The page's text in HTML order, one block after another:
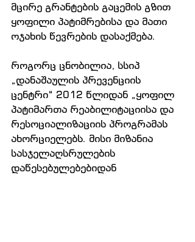
მცირე გრანტების გაცემის გზით
ყოფილი პატიმრებისა და მათი
ოჯახის წევრების დასაქმება.
როგორც ცნობილია, სსიპ
„დანაშაულის პრევენციის
ცენტრი“ 2012 წლიდან „ყოფილ
პატიმართა რეაბილიტაციისა და
რესოციალიზაციის პროგრამას
ახორციელებს. მისი მიზანია
სასჯელაღსრულების
დაწესებულებებიდან